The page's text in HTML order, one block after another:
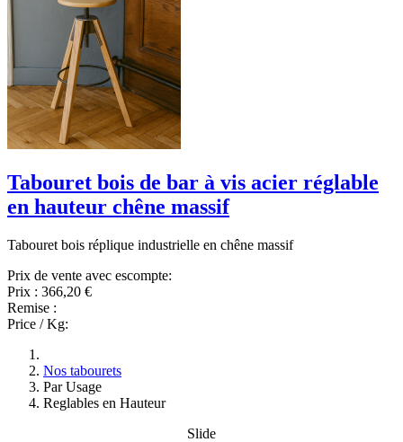
Tabouret bois de bar à vis acier réglable
en hauteur chêne massif
Tabouret bois réplique industrielle en chêne massif
Prix de vente avec escompte:
Prix : 366,20 €
Remise :
Price / Kg:
Nos tabourets
Par Usage
Reglables en Hauteur
Slide